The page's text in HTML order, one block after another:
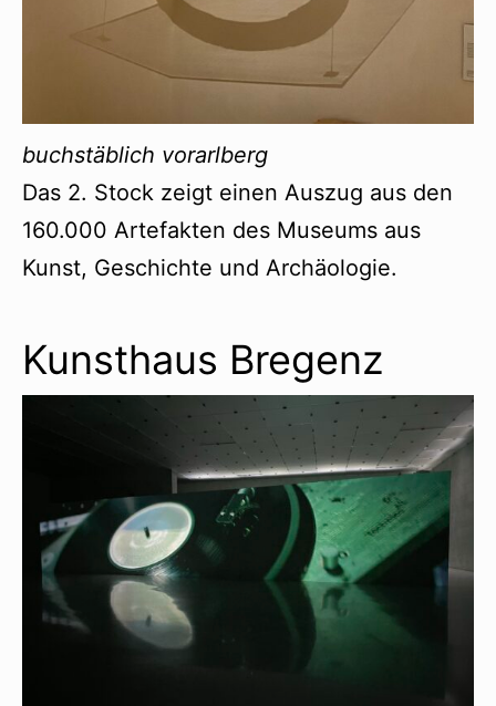
buchstäblich vorarlberg
Das 2. Stock zeigt einen Auszug aus den
160.000 Artefakten des Museums aus
Kunst, Geschichte und Archäologie.
Kunsthaus Bregenz